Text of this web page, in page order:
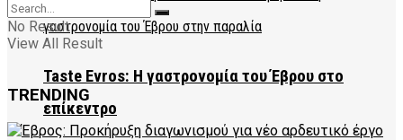
Taste Evros: Η γαστρονομία του Έβρου στο
επίκεντρο
No Result
View All Result
TRENDING